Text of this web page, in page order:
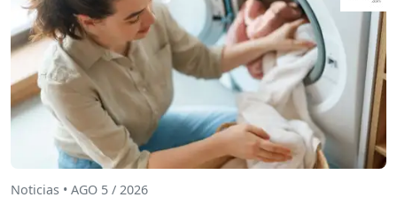
Noticias • AGO 5 / 2026